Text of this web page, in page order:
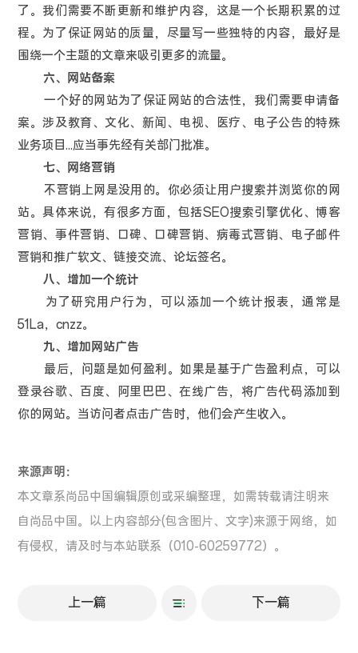
了。我们需要不断更新和维护内容，这是一个长期积累的过
程。为了保证网站的质量，尽量写一些独特的内容，最好是
围绕一个主题的文章来吸引更多的流量。
六、网站备案
一个好的网站为了保证网站的合法性，我们需要申请备
案。涉及教育、文化、新闻、电视、医疗、电子公告的特殊
业务项目...应当事先经有关部门批准。
七、网络营销
不营销上网是没用的。你必须让用户搜索并浏览你的网
站。具体来说，有很多方面，包括SEO搜索引擎优化、博客
营销、事件营销、口碑、口碑营销、病毒式营销、电子邮件
营销和推广软文、链接交流、论坛签名。
八、增加一个统计
为了研究用户行为，可以添加一个统计报表，通常是
51La，cnzz。
九、增加网站广告
最后，问题是如何盈利。如果是基于广告盈利点，可以
登录谷歌、百度、阿里巴巴、在线广告，将广告代码添加到
你的网站。当访问者点击广告时，他们会产生收入。
来源声明：
本文章系尚品中国编辑原创或采编整理，如需转载请注明来
自尚品中国。以上内容部分(包含图片、文字)来源于网络，如
有侵权，请及时与本站联系（010-60259772）。
上一篇 下一篇